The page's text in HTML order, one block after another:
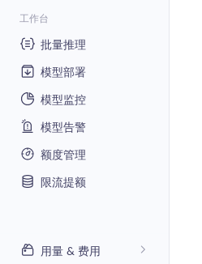
工作台
批量推理
模型部署
模型监控
模型告警
额度管理
限流提额
用量 & 费用